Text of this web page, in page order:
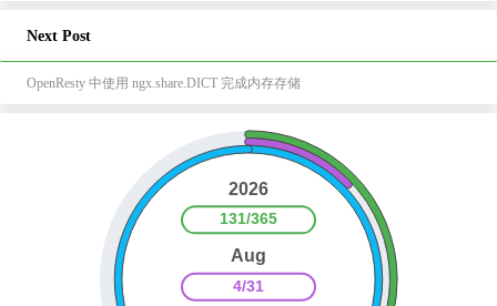
Next Post
OpenResty 中使用 ngx.share.DICT 完成内存存储